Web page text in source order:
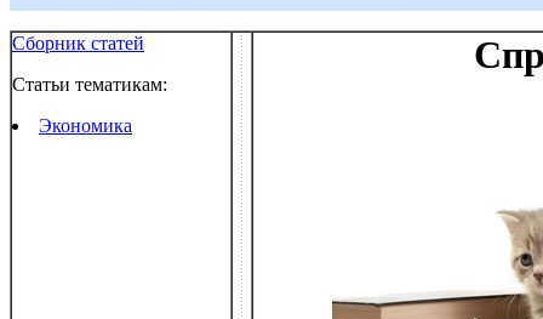
Сборник статей
Статьи тематикам:
Экономика